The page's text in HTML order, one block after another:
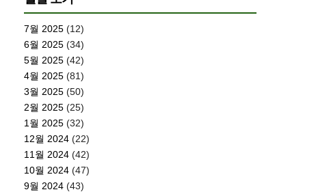
7월 2025 (12)
6월 2025 (34)
5월 2025 (42)
4월 2025 (81)
3월 2025 (50)
2월 2025 (25)
1월 2025 (32)
12월 2024 (22)
11월 2024 (42)
10월 2024 (47)
9월 2024 (43)